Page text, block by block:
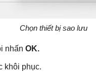
Chọn thiết bị sao lưu
nhấn OK.
khôi phục.